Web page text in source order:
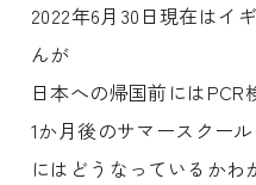
2022年6月30日現在はイ
んが
日本への帰国前にはPCR
1か月後のサマースクー
にはどうなっているかわ